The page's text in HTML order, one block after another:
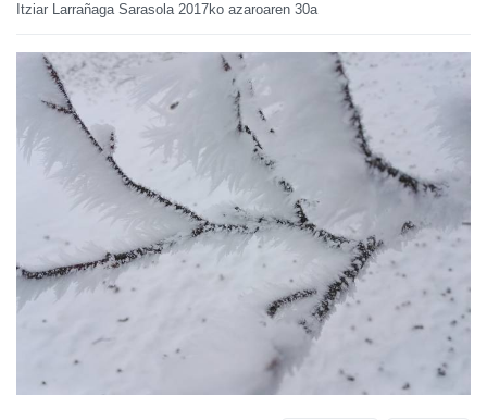
Itziar Larrañaga Sarasola 2017ko azaroaren 30a